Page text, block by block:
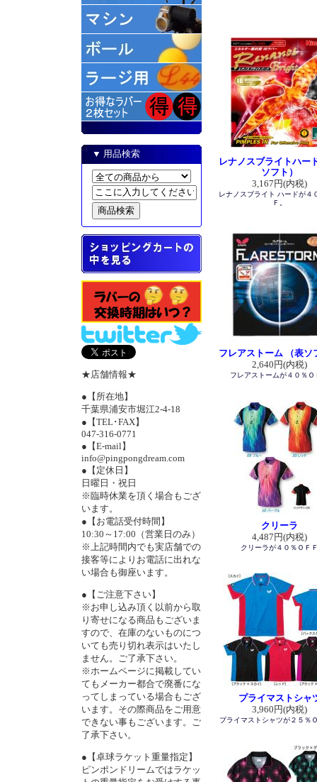
▼ 用品検索
★店舗情報★
●【所在地】
千葉県浦安市堀江2-4-18
●【TEL･FAX】
047-316-0771
●【E-mail】
info@pingpongdream.com
●【定休日】
日曜日・祝日
※臨時休業を頂く場合もござ
います。
●【お電話受付時間】
10:30～17:00（営業日のみ）
※上記時間内でも実店舗での
接客等によりお電話に出れな
い場合も御座います。
●【ご注意下さい】
※お申し込み頂く以前から取
り寄せになる商品もございま
すので、在庫のないものにつ
いても売り切れ表示はいたし
ません。ご了承下さい。
※ホームページに掲載してい
てもメーカー都合で廃番にな
ってしまっている場合もござ
います。その際商品をご用意
できない事もございます。ご
了承下さい。
●【卓球ラケット重量指定】
ピンポンドリームではラケッ
レナノスブライトハー
ソフト）
3,167円(内税)
レナノスブライト ハードが４
Ｆ。
フレアストーム （表ソ
2,640円(内税)
フレアストームが４０％Ｏ
クリーラ
4,487円(内税)
クリーラが４０％ＯＦ
プライマストシャ
3,960円(内税)
プライマストシャツが２５％